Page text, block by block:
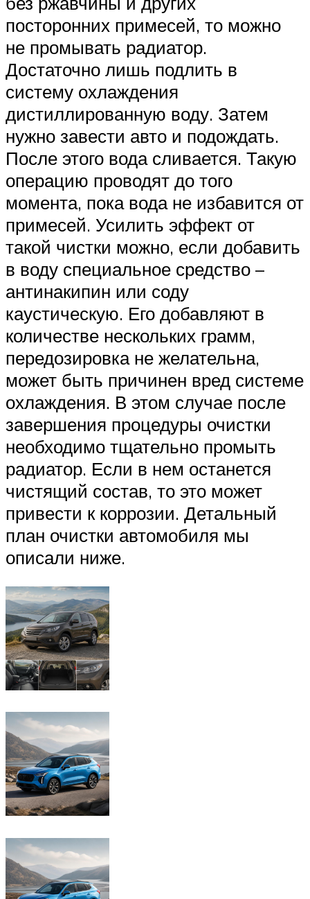
посторонних примесей, то можно
не промывать радиатор.
Достаточно лишь подлить в
систему охлаждения
дистиллированную воду. Затем
нужно завести авто и подождать.
После этого вода сливается. Такую
операцию проводят до того
момента, пока вода не избавится от
примесей. Усилить эффект от
такой чистки можно, если добавить
в воду специальное средство –
антинакипин или соду
каустическую. Его добавляют в
количестве нескольких грамм,
передозировка не желательна,
может быть причинен вред системе
охлаждения. В этом случае после
завершения процедуры очистки
необходимо тщательно промыть
радиатор. Если в нем останется
чистящий состав, то это может
привести к коррозии. Детальный
план очистки автомобиля мы
описали ниже.